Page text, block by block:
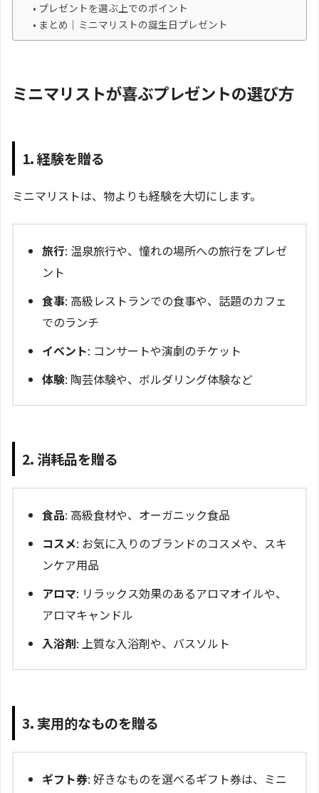
プレゼントを選ぶ上でのポイント
まとめ｜ミニマリストの誕生日プレゼント
ミニマリストが喜ぶプレゼントの選び方
1. 経験を贈る
ミニマリストは、物よりも経験を大切にします。
旅行: 温泉旅行や、憧れの場所への旅行をプレゼ
ント
食事: 高級レストランでの食事や、話題のカフェ
でのランチ
イベント: コンサートや演劇のチケット
体験: 陶芸体験や、ボルダリング体験など
2. 消耗品を贈る
食品: 高級食材や、オーガニック食品
コスメ: お気に入りのブランドのコスメや、スキ
ンケア用品
アロマ: リラックス効果のあるアロマオイルや、
アロマキャンドル
入浴剤: 上質な入浴剤や、バスソルト
3. 実用的なものを贈る
ギフト券: 好きなものを選べるギフト券は、ミニ